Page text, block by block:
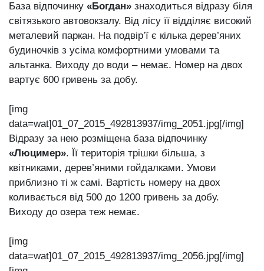
База відпочинку «Богдан» знаходиться відразу біля
світязького автовокзалу. Від лісу її відділяє високий
металевий паркан. На подвір’ї є кілька дерев’яних
будиночків з усіма комфортними умовами та
альтанка. Виходу до води – немає. Номер на двох
вартує 600 гривень за добу.
[img
data=wat]01_07_2015_492813937/img_2051.jpg[/img]
Відразу за нею розміщена база відпочинку
«Люцимер». Її територія трішки більша, з
квітниками, дерев’яними гойдалками. Умови
приблизно ті ж самі. Вартість номеру на двох
коливається від 500 до 1200 гривень за добу.
Виходу до озера теж немає.
[img
data=wat]01_07_2015_492813937/img_2056.jpg[/img]